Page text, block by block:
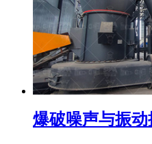
爆破噪声与振